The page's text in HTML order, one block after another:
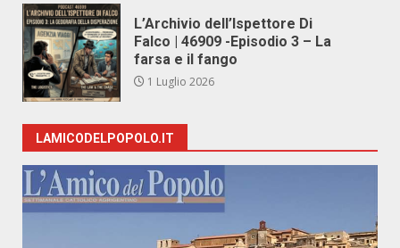
L’Archivio dell’Ispettore Di
Falco | 46909 -Episodio 3 – La
farsa e il fango
1 Luglio 2026
LAMICODELPOPOLO.IT